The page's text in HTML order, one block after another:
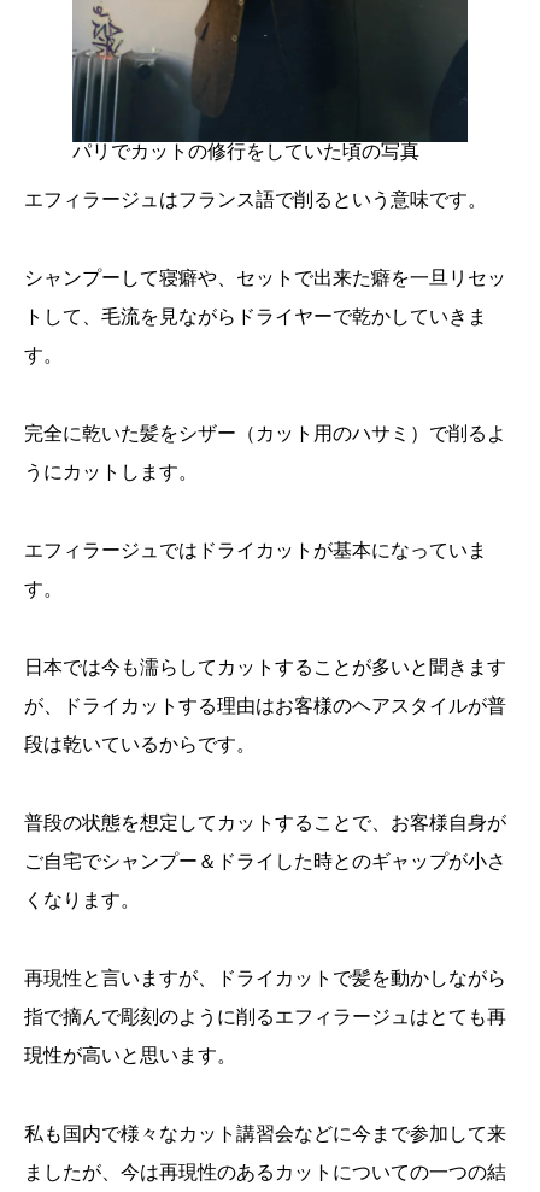
パリでカットの修行をしていた頃の写真
エフィラージュはフランス語で削るという意味です。
シャンプーして寝癖や、セットで出来た癖を一旦リセッ
トして、毛流を見ながらドライヤーで乾かしていきま
す。
完全に乾いた髪をシザー（カット用のハサミ）で削るよ
うにカットします。
エフィラージュではドライカットが基本になっていま
す。
日本では今も濡らしてカットすることが多いと聞きます
が、ドライカットする理由はお客様のヘアスタイルが普
段は乾いているからです。
普段の状態を想定してカットすることで、お客様自身が
ご自宅でシャンプー＆ドライした時とのギャップが小さ
くなります。
再現性と言いますが、ドライカットで髪を動かしながら
指で摘んで彫刻のように削るエフィラージュはとても再
現性が高いと思います。
私も国内で様々なカット講習会などに今まで参加して来
ましたが、今は再現性のあるカットについての一つの結